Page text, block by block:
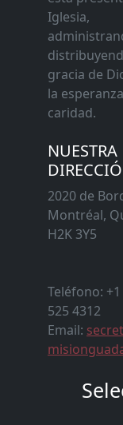
Iglesia,
gracia de
la
caridad.
NUESTRA
2020 de
Montréal,
H2K 3Y5
Teléfono:
525 4312
Email: